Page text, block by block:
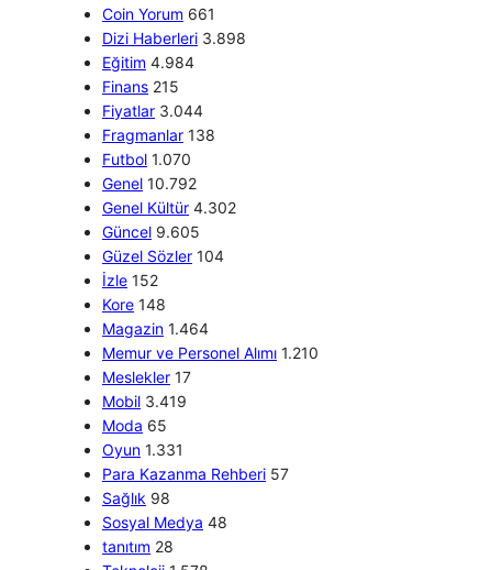
Coin Yorum 661
Dizi Haberleri 3.898
Eğitim 4.984
Finans 215
Fiyatlar 3.044
Fragmanlar 138
Futbol 1.070
Genel 10.792
Genel Kültür 4.302
Güncel 9.605
Güzel Sözler 104
İzle 152
Kore 148
Magazin 1.464
Memur ve Personel Alımı 1.210
Meslekler 17
Mobil 3.419
Moda 65
Oyun 1.331
Para Kazanma Rehberi 57
Sağlık 98
Sosyal Medya 48
tanıtım 28